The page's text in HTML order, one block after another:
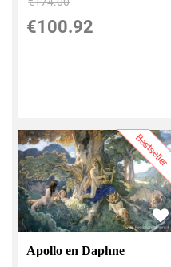
€100.92
Bestseller
Apollo en Daphne